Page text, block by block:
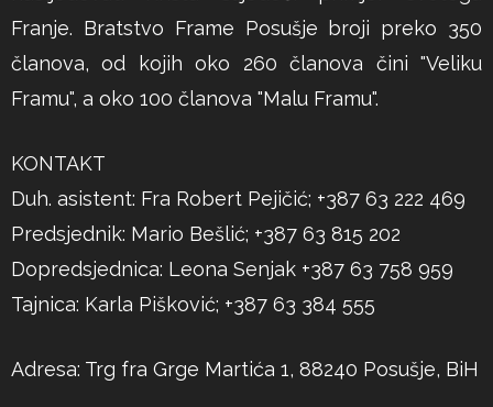
Franje. Bratstvo Frame Posušje broji preko 350
članova, od kojih oko 260 članova čini "Veliku
Framu", a oko 100 članova "Malu Framu".
KONTAKT
Duh. asistent: Fra Robert Pejičić; +387 63 222 469
Predsjednik: Mario Bešlić; +387 63 815 202
Dopredsjednica: Leona Senjak +387 63 758 959
Tajnica: Karla Pišković; +387 63 384 555
Adresa: Trg fra Grge Martića 1, 88240 Posušje, BiH